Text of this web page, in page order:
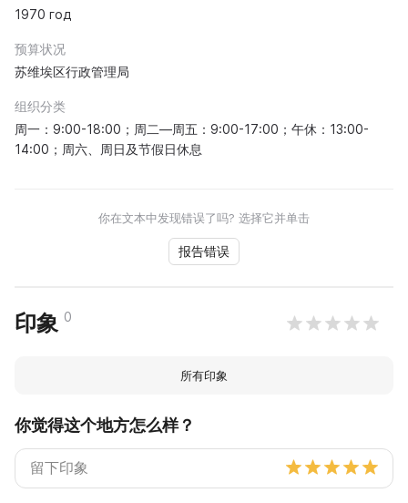
1970 год
预算状况
苏维埃区行政管理局
组织分类
周一：9:00-18:00；周二—周五：9:00-17:00；午休：13:00-
14:00；周六、周日及节假日休息
你在文本中发现错误了吗? 选择它并单击
报告错误
印象 0
所有印象
你觉得这个地方怎么样？